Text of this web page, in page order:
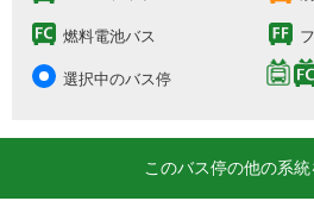
燃料電池バス
選択中のバス停
このバス停の他の系統